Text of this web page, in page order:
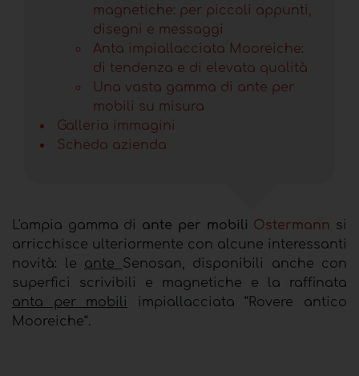
magnetiche: per piccoli appunti,
disegni e messaggi
Anta impiallacciata Mooreiche:
di tendenza e di elevata qualità
Una vasta gamma di ante per
mobili su misura
Galleria immagini
Scheda azienda
L'ampia gamma di ante per mobili Ostermann si
arricchisce ulteriormente con alcune interessanti
novità: le ante Senosan, disponibili anche con
superfici scrivibili e magnetiche e la raffinata
anta per mobili
impiallacciata “Rovere antico
Mooreiche“.